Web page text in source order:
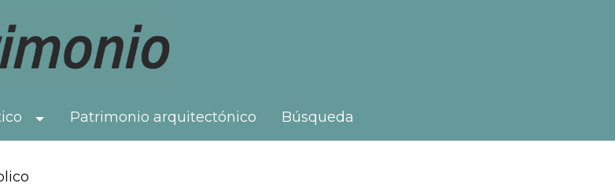
Toggle Dropdown
Patrimonio arquitectónico Búsqueda